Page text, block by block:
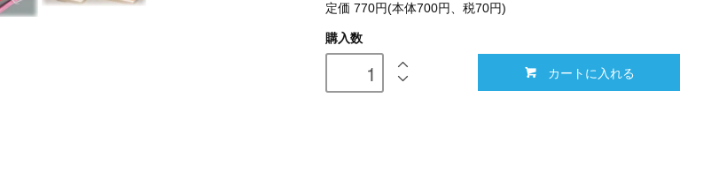
定価 770円(本体700円、税70円)
購入数
カートに入れる